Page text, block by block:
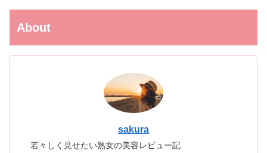
About
sakura
若々しく見せたい熟女の美容レビュー記